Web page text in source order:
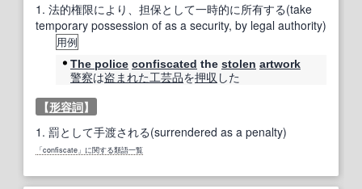
1. 法的権限により、担保として一時的に所有する(take
temporary possession of as a security, by legal authority)
用例
The police confiscated the stolen artwork
警察は盗まれた工芸品を押収 した
【形容詞】
1. 罰として手渡される(surrendered as a penalty)
「confiscate」に関する類語一覧